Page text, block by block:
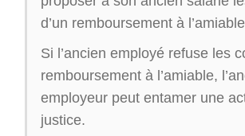
d’un remboursement à
Si l’ancien employé refuse les
remboursement à l’amiable,
employeur peut entamer une
justice.